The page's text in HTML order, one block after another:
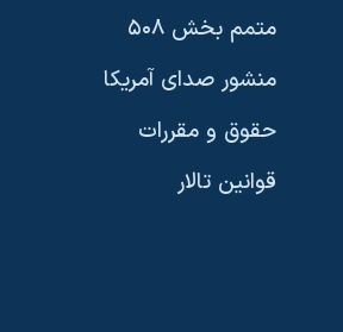
متمم بخش ۵۰۸
منشور صدای آمریکا
حقوق و مقررات
قوانین تالار